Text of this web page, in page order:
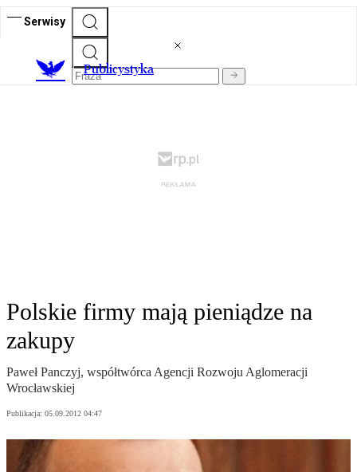
Serwisy
Publicystyka
Polskie firmy mają pieniądze na
zakupy
Paweł Panczyj, współtwórca Agencji Rozwoju Aglomeracji
Wrocławskiej
Publikacja: 05.09.2012 04:47